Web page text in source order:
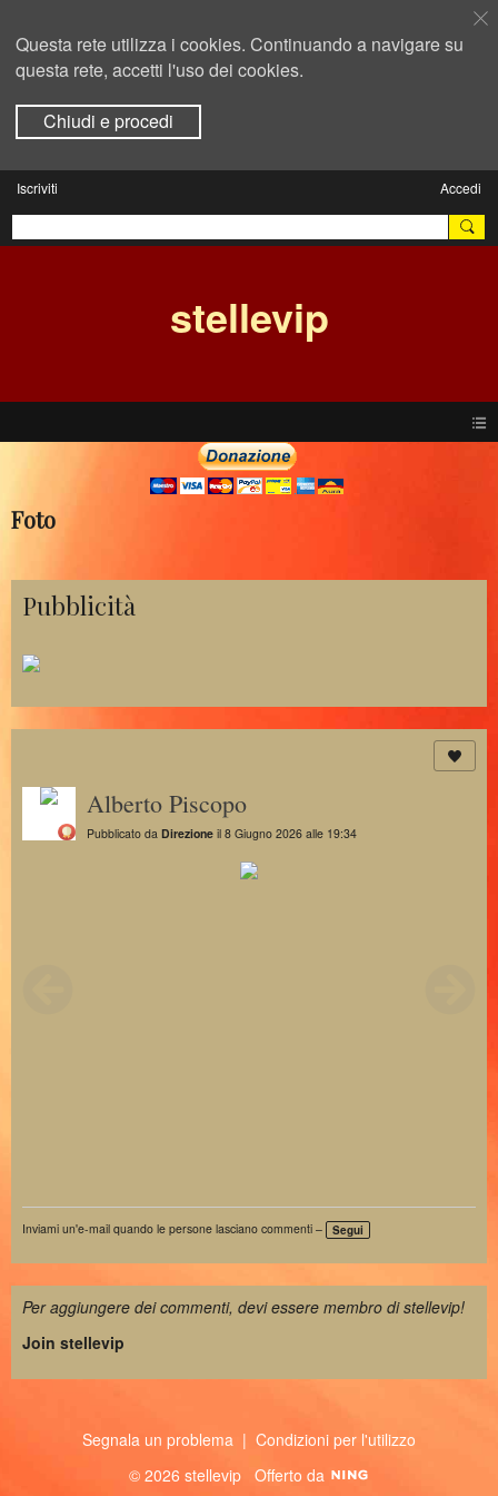
Questa rete utilizza i cookies. Continuando a navigare su
questa rete, accetti l'uso dei cookies.
Chiudi e procedi
Iscriviti Accedi
stellevip
Foto
Pubblicità
Alberto Piscopo
Pubblicato da Direzione il 8 Giugno 2026 alle 19:34
Inviami un'e-mail quando le persone lasciano commenti – Segui
Per aggiungere dei commenti, devi essere membro di stellevip!
Join stellevip
Segnala un problema | Condizioni per l'utilizzo
© 2026 stellevip Offerto da